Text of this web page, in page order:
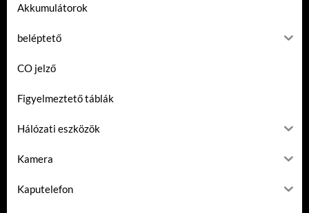
Akkumulátorok
beléptető
CO jelző
Figyelmeztető táblák
Hálózati eszközök
Kamera
Kaputelefon